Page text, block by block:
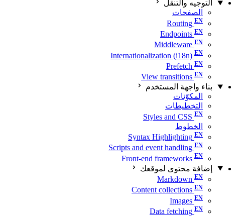
التوجيه والتنقل
الصفحات
Routing
Endpoints
Middleware
Internationalization (i18n)
Prefetch
View transitions
بناء واجهة المستخدم
المكوّنات
التخطيطات
Styles and CSS
الخطوط
Syntax Highlighting
Scripts and event handling
Front-end frameworks
إضافة محتوى لموقعك
Markdown
Content collections
Images
Data fetching